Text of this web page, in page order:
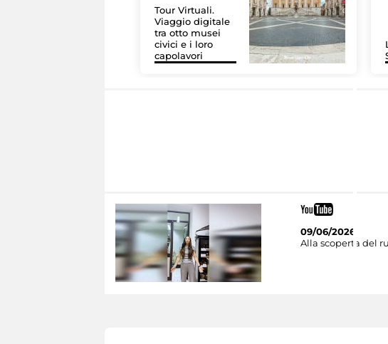
Tour Virtuali.
Viaggio digitale
tra otto musei
civici e i loro
capolavori
09/06/2026
Alla scoperta del